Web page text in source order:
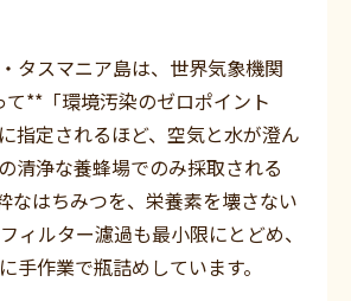
タスマニア島は、世界気象機関
て**「環境汚染のゼロポイント
指定されるほど、空気と水が澄ん
清浄な養蜂場でのみ採取される
なはちみつを、栄養素を壊さない
ィルター濾過も最小限にとどめ、
手作業で瓶詰めしています。